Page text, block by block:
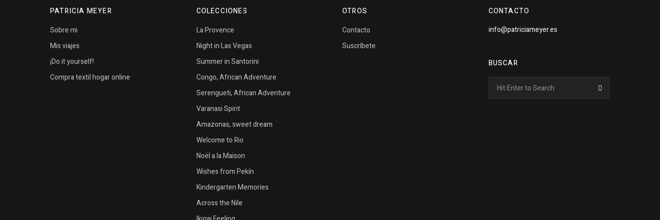
PATRICIA MEYER
Sobre mi
Mis viajes
¡Do it yourself!
Compra textil hogar online
COLECCIONES
La Provence
Night in Las Vegas
Summer in Santorini
Congo, African Adventure
Serengueti, African Adventure
Varanasi Spirit
Amazonas, sweet dream
Welcome to Rio
Noël a la Maison
Wishes from Pekín
Kindergarten Memories
Across the Nile
OTROS
Contacto
Suscríbete
CONTACTO
info@patriciameyer.es
BUSCAR
for: